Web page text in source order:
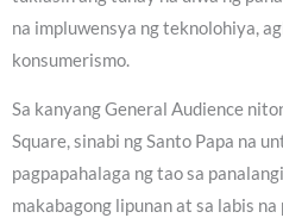
na impluwensya ng teknolohiya,
konsumerismo.
Sa kanyang General Audience
Square, sinabi ng Santo Papa na
pagpapahalaga ng tao sa
makabagong lipunan at sa labis